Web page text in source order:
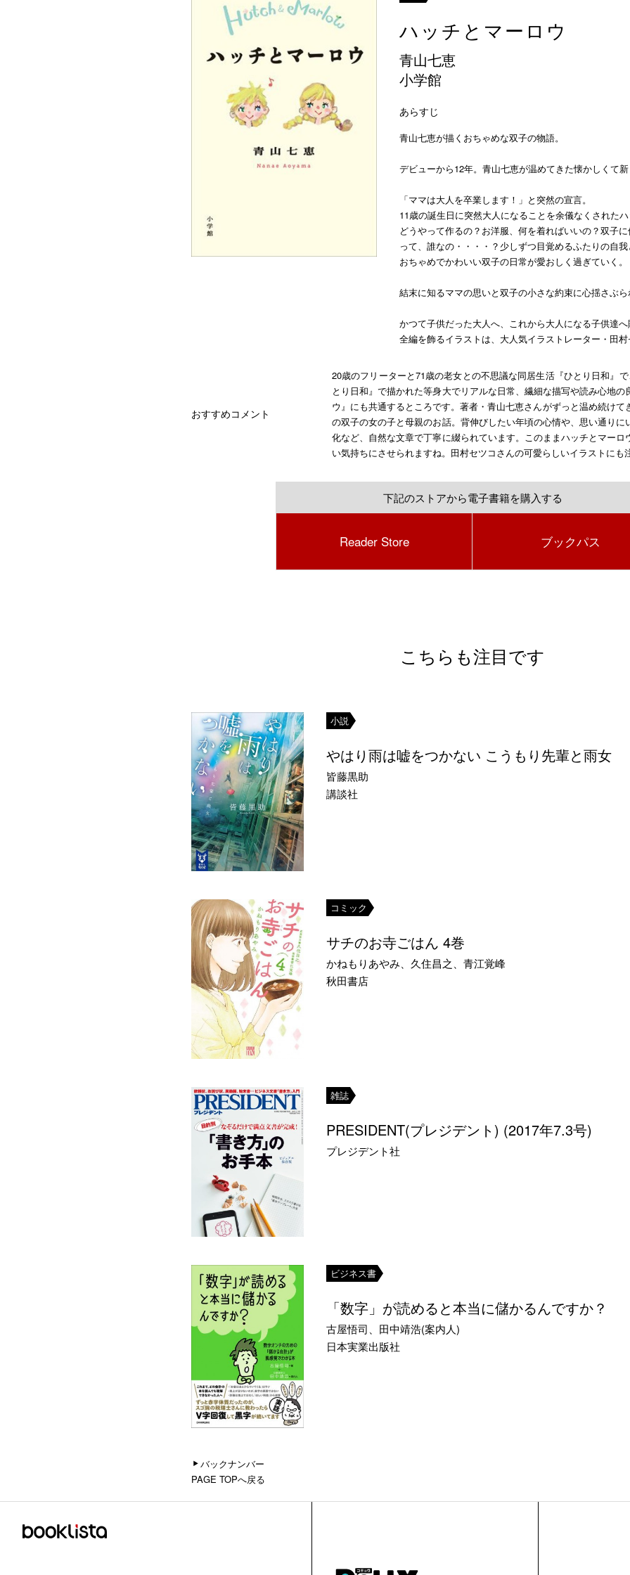
ハッチとマーロウ
青山七恵
小学館
あらすじ
青山七恵が描くおちゃめな双子の物語。
デビューから12年。青山七恵が温めてきた懐かしくて新
「ママは大人を卒業します！」と突然の宣言。
11歳の誕生日に突然大人になることを余儀なくされた
どうやって作るの？お洋服、何を着ればいいの？双子
って、誰なの・・・・？少しずつ目覚めるふたりの自我
おちゃめでかわいい双子の日常が愛おしく過ぎていく。
結末に知るママの思いと双子の小さな約束に心揺さぶら
かつて子供だった大人へ、これから大人になる子供達へ
全編を飾るイラストは、大人気イラストレーター・田村
おすすめコメント
20歳のフリーターと71歳の老女との不思議な同居生活『ひとり日和』
とり日和』で描かれた等身大でリアルな日常、繊細な描写や読み心地の
ウ』にも共通するところです。著者・青山七恵さんがずっと温め続け
の双子の女の子と母親のお話。背伸びしたい年頃の心情や、思い通り
化など、自然な文章で丁寧に綴られています。このままハッチとマー
い気持ちにさせられますね。田村セツコさんの可愛らしいイラストにも
下記のストアから電子書籍を購入する
Reader Store ブックパス
こちらも注目です
小説
やはり雨は嘘をつかない こうもり先輩と雨女
皆藤黒助
講談社
コミック
サチのお寺ごはん 4巻
かねもりあやみ、久住昌之、青江覚峰
秋田書店
雑誌
PRESIDENT(プレジデント) (2017年7.3号)
プレジデント社
ビジネス書
「数字」が読めると本当に儲かるんですか？
古屋悟司、田中靖浩(案内人)
日本実業出版社
バックナンバー
PAGE TOPへ戻る